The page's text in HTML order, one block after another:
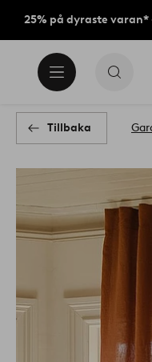
25% på dyraste varan*
Tillbaka